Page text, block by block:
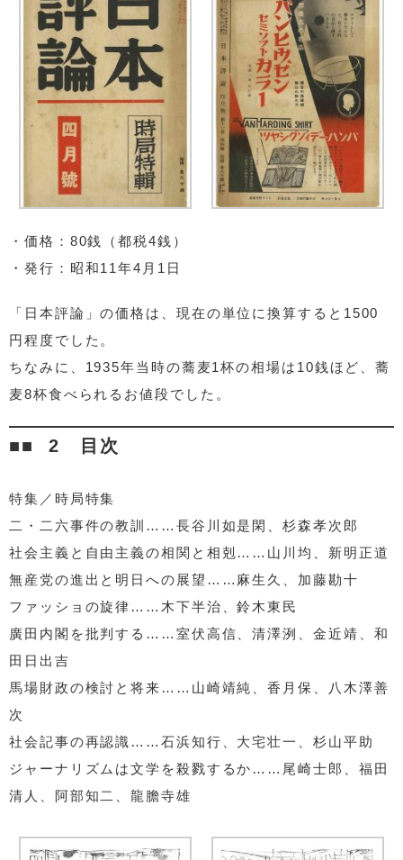
・価格：80銭（都税4銭）
・発行：昭和11年4月1日
「日本評論」の価格は、現在の単位に換算すると1500
円程度でした。
ちなみに、1935年当時の蕎麦1杯の相場は10銭ほど、蕎
麦8杯食べられるお値段でした。
2 目次
特集／時局特集
二・二六事件の教訓……長谷川如是閑、杉森孝次郎
社会主義と自由主義の相関と相剋……山川均、新明正道
無産党の進出と明日への展望……麻生久、加藤勘十
ファッショの旋律……木下半治、鈴木東民
廣田内閣を批判する……室伏高信、清澤洌、金近靖、和
田日出吉
馬場財政の検討と将来……山崎靖純、香月保、八木澤善
次
社会記事の再認識……石浜知行、大宅壮一、杉山平助
ジャーナリズムは文学を殺戮するか……尾崎士郎、福田
清人、阿部知二、龍膽寺雄